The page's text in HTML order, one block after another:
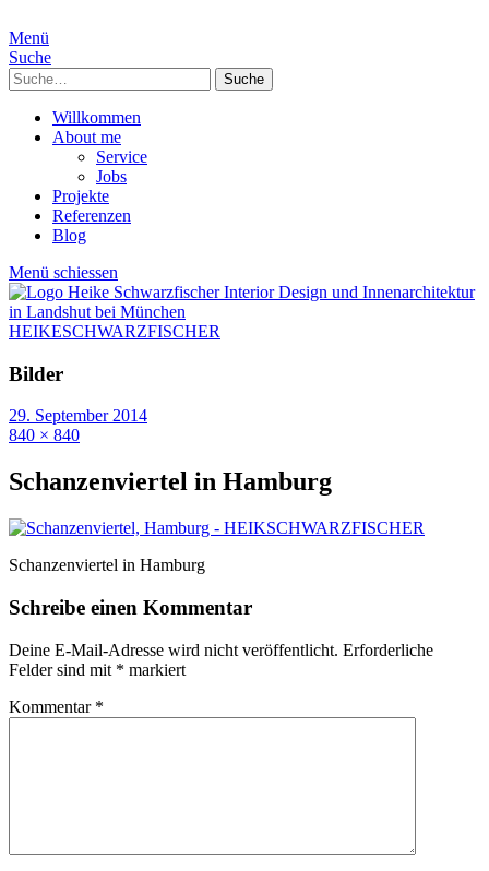
Menü
Suche
Suche
Willkommen
About me
Service
Jobs
Projekte
Referenzen
Blog
Menü schiessen
HEIKESCHWARZFISCHER
Bilder
29. September 2014
840 × 840
Schanzenviertel in Hamburg
Schanzenviertel in Hamburg
Schreibe einen Kommentar
Deine E-Mail-Adresse wird nicht veröffentlicht. Erforderliche
Felder sind mit * markiert
Kommentar *